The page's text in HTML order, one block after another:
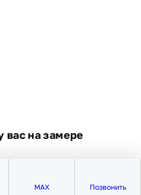
вас на замере
MAX Позвонить